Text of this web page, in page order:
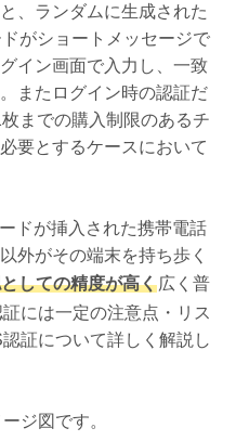
、ランダムに生成された
がショートメッセージで
イン画面で入力し、一致
またログイン時の認証だ
までの購入制限のあるチ
要とするケースにおいて
ドが挿入された携帯電話
外がその端末を持ち歩く
しての精度が高く広く普
には一定の注意点・リス
証について詳しく解説し
ジ図です。